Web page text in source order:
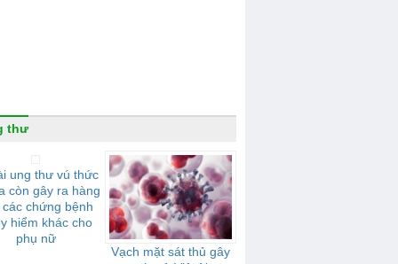
thư
ung thư vú thức
còn gây ra hàng
các chứng bệnh
hiểm khác cho
phụ nữ
Vạch mặt sát thủ gây